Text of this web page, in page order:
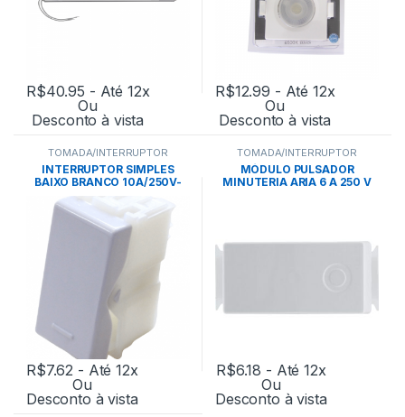
R$40.95 - Até 12x
Ou
Desconto à vista
R$12.99 - Até 12x
Ou
Desconto à vista
TOMADA/INTERRUPTOR
INTERRUPTOR SIMPLES
BAIXO BRANCO 10A/250V-
TRAMONTINA
R$7.62 - Até 12x
Ou
Desconto à vista
TOMADA/INTERRUPTOR
MÓDULO PULSADOR
MINUTERIA ARIA 6 A 250 V
R$6.18 - Até 12x
Ou
Desconto à vista